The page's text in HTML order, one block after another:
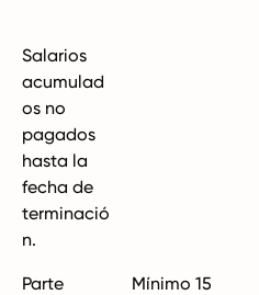
Salarios
acumulad
os no
pagados
hasta la
fecha de
terminació
n.
Parte
Mínimo 15